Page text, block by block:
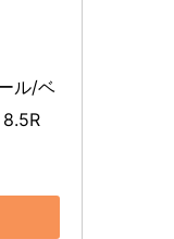
ル/ベ